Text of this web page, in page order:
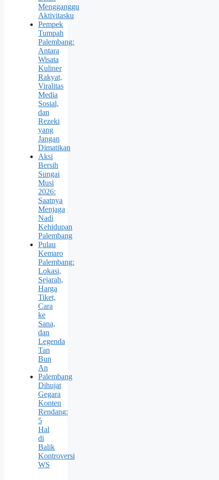
Mengganggu
Aktivitasku
Pempek
Tumpah
Palembang:
Antara
Wisata
Kuliner
Rakyat,
Viralitas
Media
Sosial,
dan
Rezeki
yang
Jangan
Dimatikan
Aksi
Bersih
Sungai
Musi
2026:
Saatnya
Menjaga
Nadi
Kehidupan
Palembang
Pulau
Kemaro
Palembang:
Lokasi,
Sejarah,
Harga
Tiket,
Cara
ke
Sana,
dan
Legenda
Tan
Bun
An
Palembang
Dihujat
Gegara
Konten
Rendang:
5
Hal
di
Balik
Kontroversi
WS